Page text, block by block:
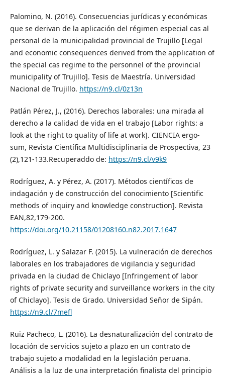
Palomino, N. (2016). Consecuencias jurídicas y económicas
que se derivan de la aplicación del régimen especial cas al
personal de la municipalidad provincial de Trujillo [Legal
and economic consequences derived from the application of
the special cas regime to the personnel of the provincial
municipality of Trujillo]. Tesis de Maestría. Universidad
Nacional de Trujillo. https://n9.cl/0z13n
Patlán Pérez, J., (2016). Derechos laborales: una mirada al
derecho a la calidad de vida en el trabajo [Labor rights: a
look at the right to quality of life at work]. CIENCIA ergo-
sum, Revista Científica Multidisciplinaria de Prospectiva, 23
(2),121-133.Recuperaddo de: https://n9.cl/v9k9
Rodríguez, A. y Pérez, A. (2017). Métodos científicos de
indagación y de construcción del conocimiento [Scientific
methods of inquiry and knowledge construction]. Revista
EAN,82,179-200.
https://doi.org/10.21158/01208160.n82.2017.1647
Rodríguez, L. y Salazar F. (2015). La vulneración de derechos
laborales en los trabajadores de vigilancia y seguridad
privada en la ciudad de Chiclayo [Infringement of labor
rights of private security and surveillance workers in the city
of Chiclayo]. Tesis de Grado. Universidad Señor de Sipán.
https://n9.cl/7mefl
Ruiz Pacheco, L. (2016). La desnaturalización del contrato de
locación de servicios sujeto a plazo en un contrato de
trabajo sujeto a modalidad en la legislación peruana.
Análisis a la luz de una interpretación finalista del principio